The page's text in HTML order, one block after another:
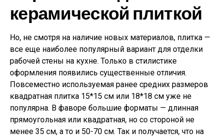
керамической плиткой
Но, не смотря на наличие новых материалов, плитка —
все еще наиболее популярный вариант для отделки
рабочей стены на кухне. Только в стилистике
оформления появились существенные отличия.
Повсеместно используемая ранее средних размеров
квадратная плитка 15*15 см или 18*18 см уже не
популярна. В фаворе большие форматы — длинная
прямоугольная или квадратная, но со стороной не
менее 35 см, а то и 50-70 см. Так и получается, что на